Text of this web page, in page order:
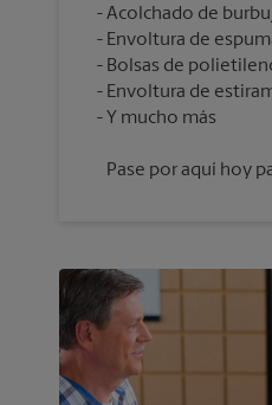
Acolchado de
Envoltura de
Bolsas de
Envoltura de
Pase por aquí hoy